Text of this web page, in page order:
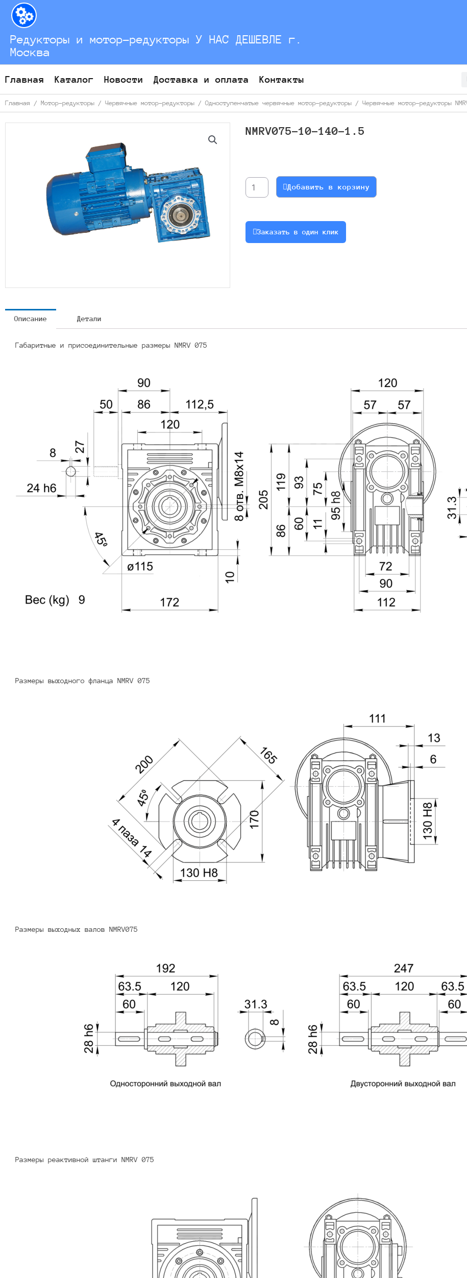
Перейти
содержимому
Редукторы и мотор-редукторы У НАС ДЕШЕВЛЕ г.
Москва
Главная Каталог Новости Доставка и оплата Контакты
Главная / Мотор-редукторы / Червячные мотор-редукторы / Одноступенчатые червячные мотор-редукторы / Червячные мотор-редукторы
NMRV075-10-140-1.5
NMRV075-
10-
1.5
Добавить в корзину
Заказать в один клик
Описание Детали
Габаритные и присоединительные размеры NMRV 075
Размеры выходного фланца NMRV 075
Размеры выходных валов NMRV075
Размеры реактивной штанги NMRV 075